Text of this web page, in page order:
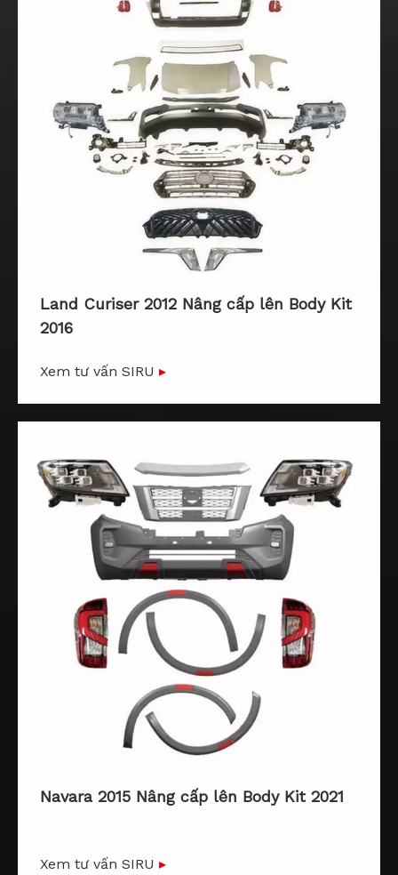
Land Curiser 2012 Nâng cấp lên Body Kit
2016
Xem tư vấn SIRU ▸
Navara 2015 Nâng cấp lên Body Kit 2021
Xem tư vấn SIRU ▸